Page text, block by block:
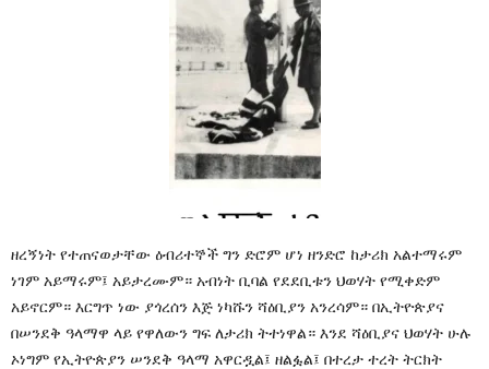
ዘረኝነት የተጠናወታቸው ዕብሪተኞች ግን ድሮም ሆነ ዘንድሮ ከታሪክ አልተማሩም
ነገም አይማሩም፤ አይታረሙም። አብነት ቢባል የደደቢቱን ህወሃት የሚቀድም
አይኖርም። እርግጥ ነው ያጎረሰን እጅ ነካሹን ሻዕቢያን አንረሳም። በኢትዮጵያና
በሠንደቅ ዓላማዋ ላይ የዋለውን ግፍ ለታሪክ ትተነዋል። እንደ ሻዕቢያና ህወሃት ሁሉ
ኦነግም የኢትዮጵያን ሠንደቅ ዓላማ አዋርዷል፤ ዘልፏል፤ በተረታ ተረት ትርክት